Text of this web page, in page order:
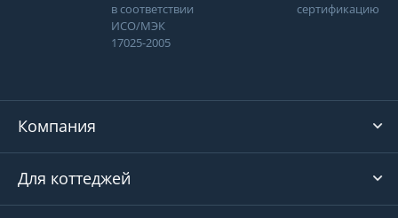
в соответствии
ИСО/МЭК
17025-2005
сертификацию
Компания
Для коттеджей